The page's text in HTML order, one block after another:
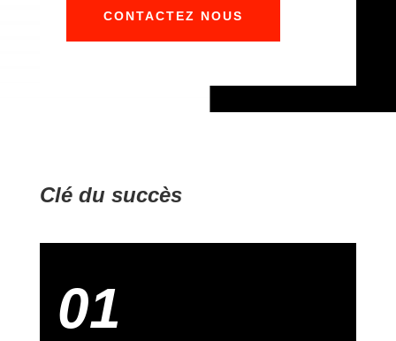
CONTACTEZ NOUS
Clé du succès
01